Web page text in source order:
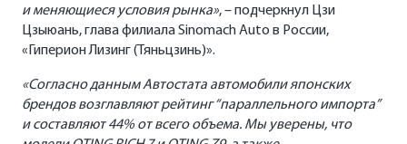
и меняющиеся условия рынка», – подчеркнул Цзи
Цзыюань, глава филиала Sinomach Auto в России,
«Гиперион Лизинг (Тяньцзинь)».
«Согласно данным Автостата автомобили японских
брендов возглавляют рейтинг “параллельного импорта”
и составляют 44% от всего объема. Мы уверены, что